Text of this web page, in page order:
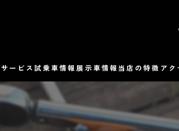
サービス 試乗車情報 展示車情報 当店の特徴
販売
アク